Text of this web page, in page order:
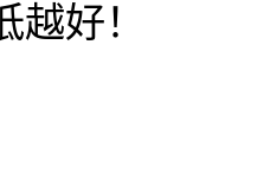
好！